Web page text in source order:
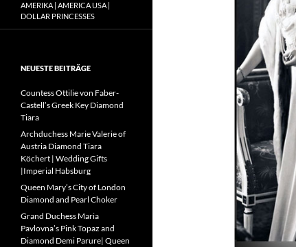
AMERIKA | AMERICA USA |
DOLLAR PRINCESSES
NEUESTE BEITRÄGE
Countess Ottilie von Faber-
Castell’s Greek Key Diamond
Tiara
Archduchess Marie Valerie of
Austria Diamond Tiara
Köchert | Wedding Gifts
|Imperial Habsburg
Queen Mary’s City of London
Diamond and Pearl Choker
Grand Duchess Maria
Pavlovna’s Pink Topaz and
Diamond Demi Parure| Queen